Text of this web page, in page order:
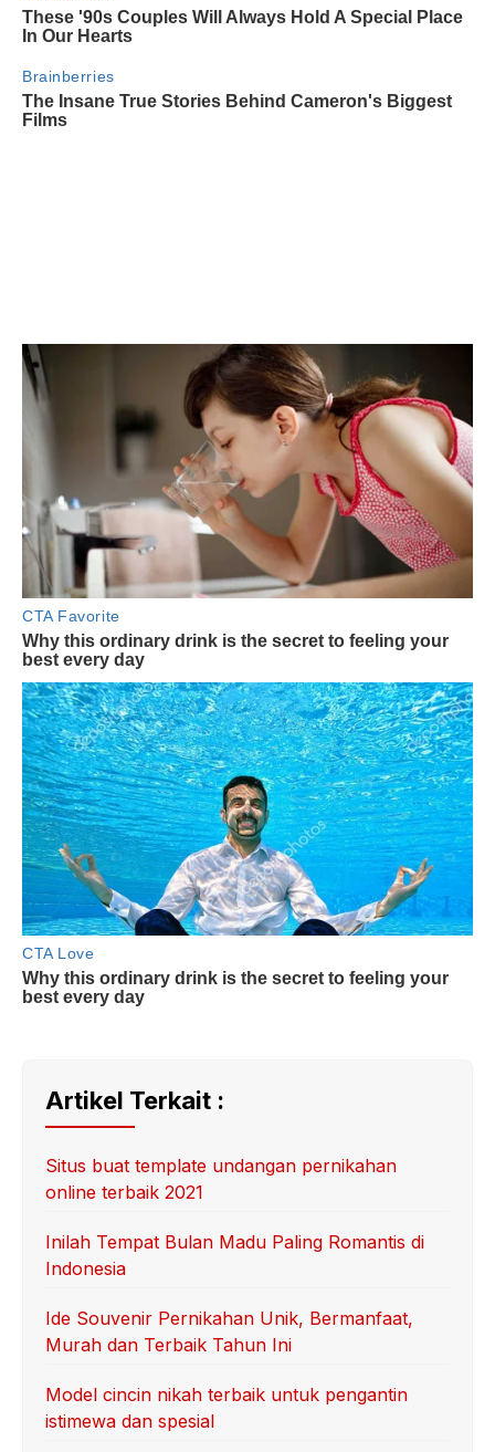
Artikel Terkait :
Situs buat template undangan pernikahan
online terbaik 2021
Inilah Tempat Bulan Madu Paling Romantis di
Indonesia
Ide Souvenir Pernikahan Unik, Bermanfaat,
Murah dan Terbaik Tahun Ini
Model cincin nikah terbaik untuk pengantin
istimewa dan spesial